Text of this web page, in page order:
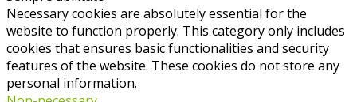
Necessary cookies are absolutely essential for the
website to function properly. This category only includes
cookies that ensures basic functionalities and security
features of the website. These cookies do not store any
personal information.